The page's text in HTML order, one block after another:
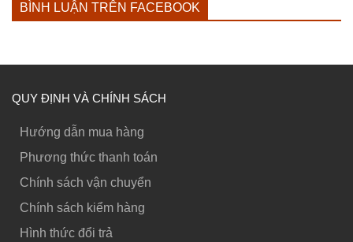
BÌNH LUẬN TRÊN FACEBOOK
QUY ĐỊNH VÀ CHÍNH SÁCH
Hướng dẫn mua hàng
Phương thức thanh toán
Chính sách vận chuyển
Chính sách kiểm hàng
Hình thức đổi trả